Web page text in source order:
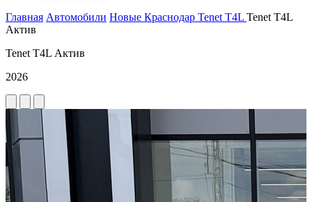
Главная Автомобили Новые Краснодар Tenet T4L Tenet T4L
Актив
Tenet T4L Актив
2026